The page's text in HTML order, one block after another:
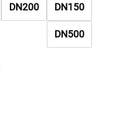
DN150
DN200
DN500